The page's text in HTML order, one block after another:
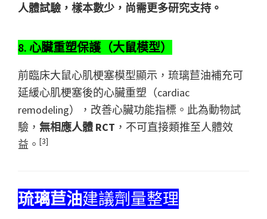
人體試驗，樣本數少，尚需更多研究支持。
8. 心臟重塑保護（大鼠模型）
前臨床大鼠心肌梗塞模型顯示，琉璃苣油補充可
延緩心肌梗塞後的心臟重塑（cardiac
remodeling），改善心臟功能指標。此為動物試
驗， 無相應人體 RCT ，不可直接類推至人體效
益。 [3]
琉璃苣油建議劑量整理